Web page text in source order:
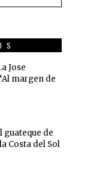
Jose
margen de
guateque de
Costa del Sol